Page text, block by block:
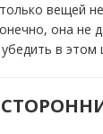
вещей
она не
в